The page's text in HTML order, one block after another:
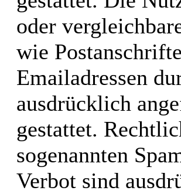
oder
wie
Emailadressen
ausdrücklich
gestattet.
sogenannten
Verbot sind